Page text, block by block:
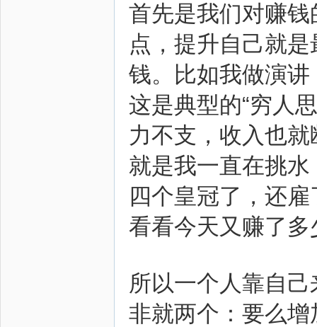
首先是我们对赚
点，提升自己就
钱。比如我做演
这是典型的“穷人
力不支，收入也
就是我一直在挑
四个皇冠了，还
看看今天又赚了多
所以一个人靠自
非就两个：要么